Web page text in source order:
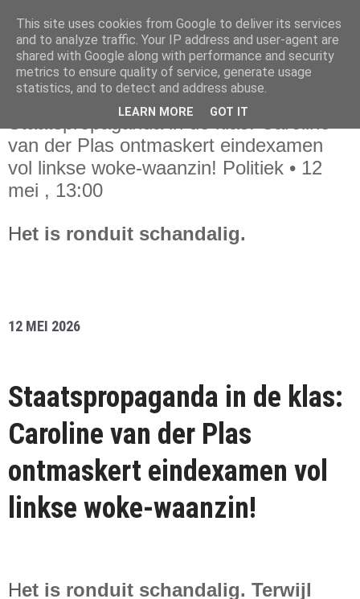
woensdag 13 mei 2026
Staatspropaganda in de klas: Caroline
van der Plas ontmaskert eindexamen
vol linkse woke-waanzin! Politiek • 12
mei , 13:00
Het is ronduit schandalig.
12 MEI 2026
Staatspropaganda in de klas:
Caroline van der Plas
ontmaskert eindexamen vol
linkse woke-waanzin!
Het is ronduit schandalig. Terwijl
This site uses cookies from Google to deliver its services
and to analyze traffic. Your IP address and user-agent are
shared with Google along with performance and security
metrics to ensure quality of service, generate usage
statistics, and to detect and address abuse.
LEARN MORE GOT IT